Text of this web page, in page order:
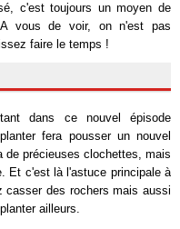
c'est toujours un moyen de
vous de voir, on n'est pas
faire le temps !
dans ce nouvel épisode
fera pousser un nouvel
de précieuses clochettes, mais
Et c'est là l'astuce principale à
casser des rochers mais aussi
ailleurs.